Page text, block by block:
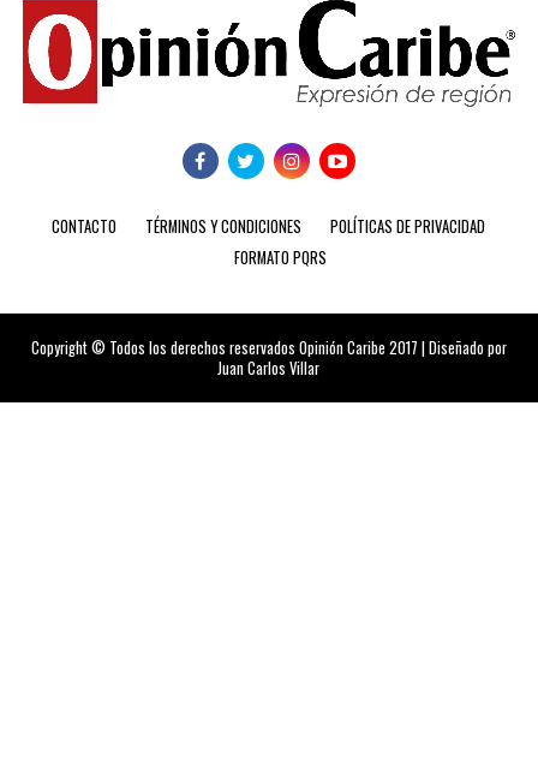
CONTACTO TÉRMINOS Y CONDICIONES
POLÍTICAS DE PRIVACIDAD
FORMATO PQRS
Copyright © Todos los derechos reservados Opinión Caribe 2017 | Diseñado por
Juan Carlos Villar